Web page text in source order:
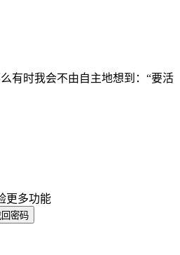
有时我会不由自主地想到：“要活
更多功能
密码